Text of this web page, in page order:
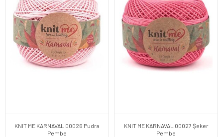
KNIT ME KARNAVAL 00026 Pudra
Pembe
KNIT ME KARNAVAL 00027 Şeker
Pembe